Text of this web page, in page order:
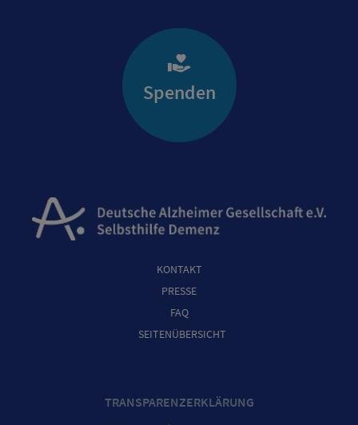
Spenden
KONTAKT
PRESSE
FAQ
SEITENÜBERSICHT
TRANSPARENZERKLÄRUNG